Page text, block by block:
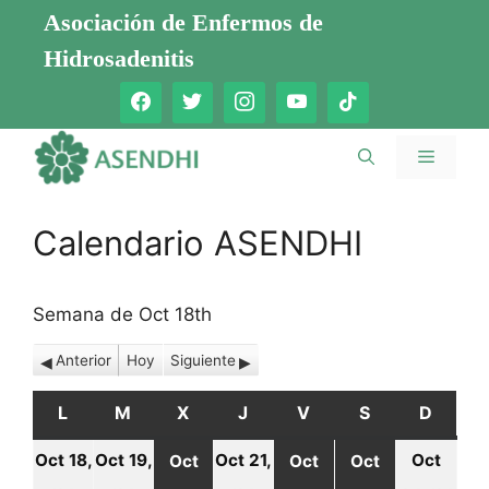
Saltar
contenido
Asociación de Enfermos de
Hidrosadenitis
Menú
Calendario ASENDHI
Semana de Oct 18th
Anterior Hoy Siguiente
L LUNES
M MARTES
X MIÉRCOLES
J JUEVES
V VIERNES
S SÁBADO
D
Oct 18,Oct 19,
Oct
Oct 21,
Oct
Oct
Oct